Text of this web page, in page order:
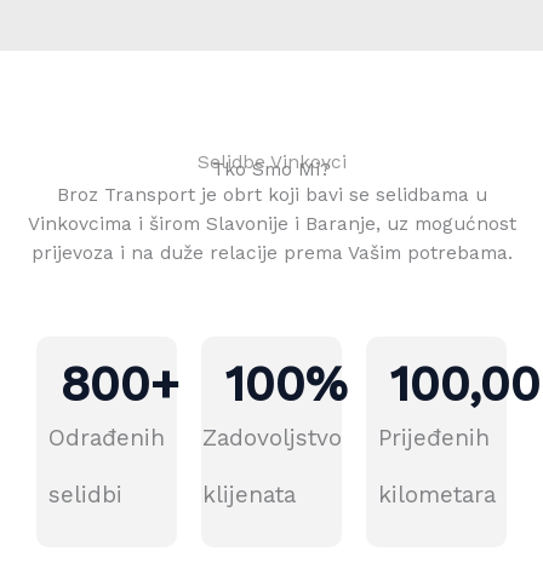
Selidbe Vinkovci
Tko Smo Mi?
Broz Transport je obrt koji bavi se selidbama u
Vinkovcima i širom Slavonije i Baranje, uz mogućnost
prijevoza i na duže relacije prema Vašim potrebama.
Odrađenih
selidbi
800+
Zadovoljstvo
klijenata
100%
Prijeđenih
kilometara